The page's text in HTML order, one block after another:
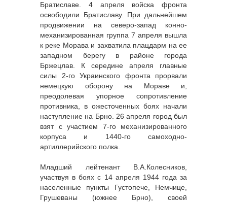
Братиславе. 4 апреля войска фронта
освободили Братиславу. При дальнейшем
продвижении на северо-запад конно-
механизированная группа 7 апреля вышла
к реке Морава и захватила плацдарм на ее
западном берегу в районе города
Бржецлав. К середине апреля главные
силы 2-го Украинского фронта прорвали
немецкую оборону на Мораве и,
преодолевая упорное сопротивление
противника, в ожесточенных боях начали
наступление на Брно. 26 апреля город был
взят с участием 7-го механизированного
корпуса и 1440-го самоходно-
артиллерийского полка.
Младший лейтенант В.А.Колесников,
участвуя в боях с 14 апреля 1944 года за
населенные пункты Густопече, Немчице,
Грушеваны (южнее Брно), своей